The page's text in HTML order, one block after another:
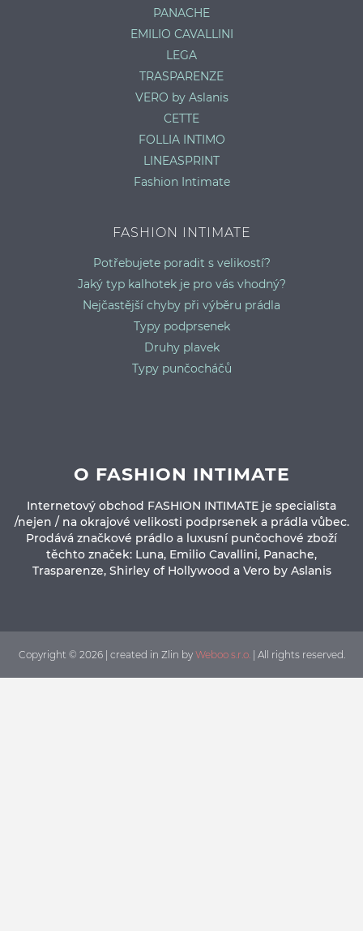
PANACHE
EMILIO CAVALLINI
LEGA
TRASPARENZE
VERO by Aslanis
CETTE
FOLLIA INTIMO
LINEASPRINT
Fashion Intimate
FASHION INTIMATE
Potřebujete poradit s velikostí?
Jaký typ kalhotek je pro vás vhodný?
Nejčastější chyby při výběru prádla
Typy podprsenek
Druhy plavek
Typy punčocháčů
O FASHION INTIMATE
Internetový obchod FASHION INTIMATE je specialista
/nejen / na okrajové velikosti podprsenek a prádla vůbec.
Prodává značkové prádlo a luxusní punčochové zboží
těchto značek: Luna, Emilio Cavallini, Panache,
Trasparenze, Shirley of Hollywood a Vero by Aslanis
Copyright © 2026 | created in Zlin by Weboo s.r.o. | All rights reserved.